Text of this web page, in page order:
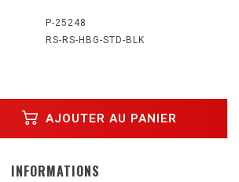
P-25248
RS-RS-HBG-STD-BLK
AJOUTER AU PANIER
INFORMATIONS